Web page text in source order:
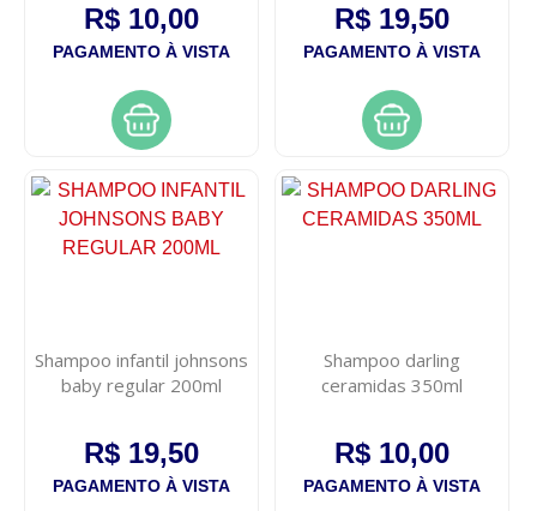
R$ 10,00
PAGAMENTO À VISTA
R$ 19,50
PAGAMENTO À VISTA
Shampoo infantil johnsons
baby regular 200ml
R$ 19,50
PAGAMENTO À VISTA
Shampoo darling
ceramidas 350ml
R$ 10,00
PAGAMENTO À VISTA